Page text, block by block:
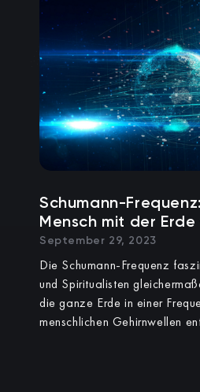
Schumann-
Mensch mit der
September 29, 2023
Die Schumann-Frequenz
und Spiritualisten
die ganze Erde in einer
menschlichen Gehirnwellen